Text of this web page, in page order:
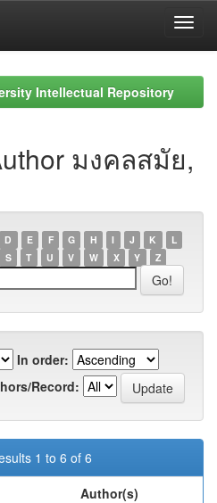
Intellectual Repository
มงคลสมัย,
D E F G H I J K
L
S T U V W X Y Z
In order:
Record:
1 to 6 of 6
Author(s)